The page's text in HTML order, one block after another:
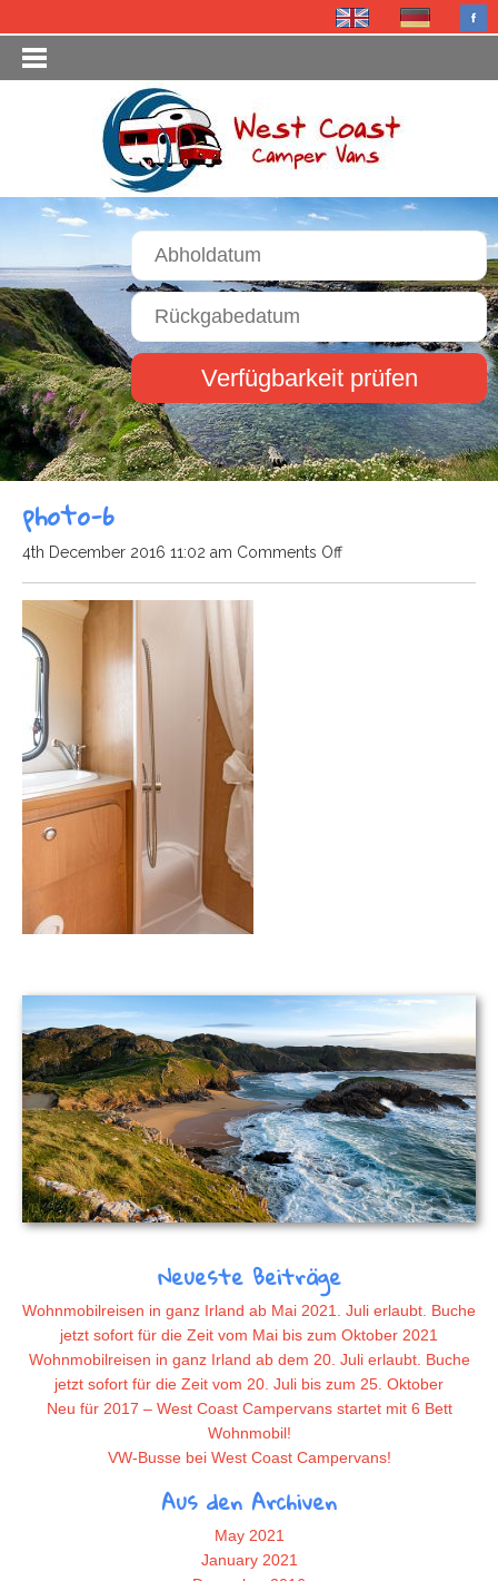
Verfügbarkeit prüfen
photo-6
4th December 2016 11:02 am Comments Offon
photo-
Neueste Beiträge
Wohnmobilreisen in ganz Irland ab Mai 2021. Juli erlaubt. Buche
jetzt sofort für die Zeit vom Mai bis zum Oktober 2021
Wohnmobilreisen in ganz Irland ab dem 20. Juli erlaubt. Buche
jetzt sofort für die Zeit vom 20. Juli bis zum 25. Oktober
Neu für 2017 – West Coast Campervans startet mit 6 Bett
Wohnmobil!
VW-Busse bei West Coast Campervans!
Aus den Archiven
May 2021
January 2021